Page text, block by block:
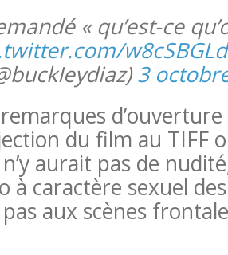
« qu’est-ce
3
du film au TIFF
aurait pas de
à caractère sexuel
pas aux scènes